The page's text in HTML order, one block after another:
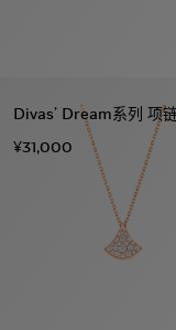
Divas’ Dream系列 项
¥31,000